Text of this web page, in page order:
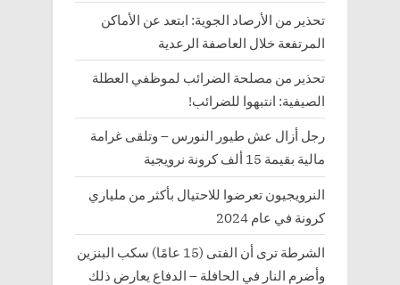
تحذير من الأرصاد الجوية: ابتعد عن الأماكن
المرتفعة خلال العاصفة الرعدية
تحذير من مصلحة الضرائب لموظفي العطلة
الصيفية: انتبهوا للضرائب!
رجل أزال عش طيور النورس – وتلقى غرامة
مالية بقيمة 15 ألف كرونة نرويجية
النرويجيون تعرضوا للاحتيال بأكثر من ملياري
كرونة في عام 2024
الشرطة ترى أن الفتى (15 عامًا) سكب البنزين
وأضرم النار في الحافلة – الدفاع يعارض ذلك